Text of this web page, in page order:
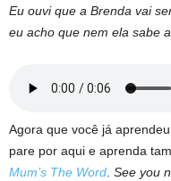
Eu ouvi que a Brenda vai
eu acho que nem ela sabe
Agora que você já
pare por aqui e aprenda
Mum’s The Word See you